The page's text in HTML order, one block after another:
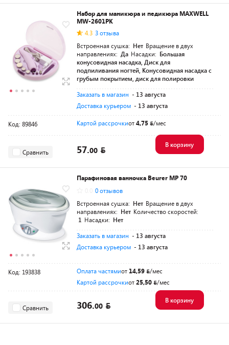
Набор для маникюра и педикюра MAXWELL
MW-2601PK
4.3 3 отзыва
Встроенная сушка: Нет Вращение в двух
направлениях: Да Насадки: Большая
конусовидная насадка, Диск для
подпиливания ногтей, Конусовидная насадка с
грубым покрытием, диск для полировки
Заказать в магазин - 13 августа
Доставка курьером - 13 августа
Код: 89846 Картой рассрочкиот4,75 /мес
Сравнить 57.00
В корзину
Парафиновая ванночка Beurer MP 70
0 отзывов
Встроенная сушка: Нет Вращение в двух
направлениях: Нет Количество скоростей:
1 Насадки: Нет
Заказать в магазин - 13 августа
Доставка курьером - 13 августа
Код: 193838 Оплата частямиот 14,59
/мес
Картой рассрочкиот25,50 /мес
Сравнить 306.00
В корзину